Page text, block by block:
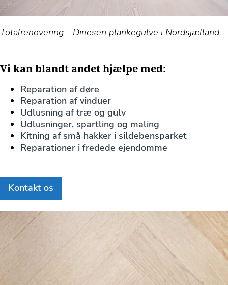
Totalrenovering - Dinesen plankegulve i Nordsjælland
Vi kan blandt andet hjælpe med:
Reparation af døre
Reparation af vinduer
Udlusning af træ og gulv
Udlusninger, spartling og maling
Kitning af små hakker i sildebensparket
Reparationer i fredede ejendomme
Kontakt os